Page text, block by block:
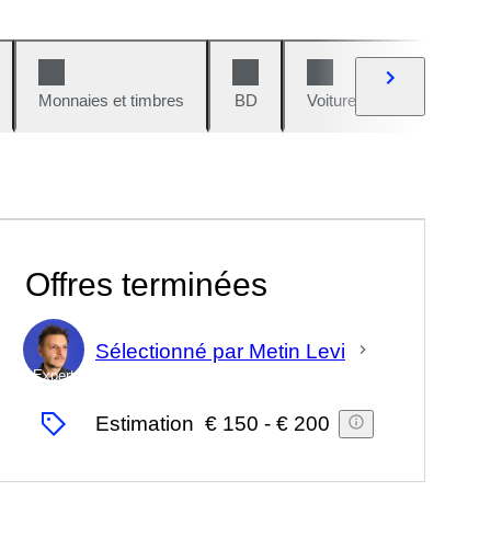
Monnaies et timbres BD Voitures et motos
Offres terminées
Expert
Sélectionné par Metin Levi
Estimation € 150 - € 200